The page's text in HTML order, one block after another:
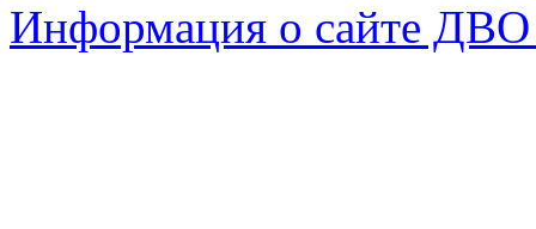
Информация о сайте